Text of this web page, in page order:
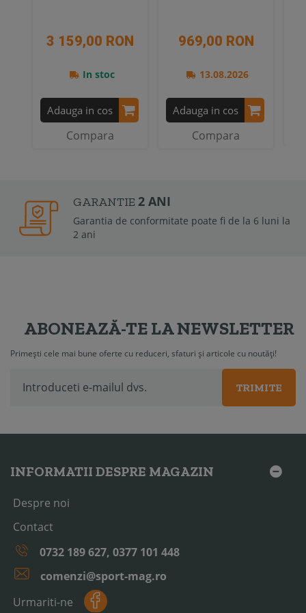
3 159,00 RON
In stoc
Adauga in cos
Compara
969,00 RON
13.08.2026
Adauga in cos
Compara
GARANTIE 2 ANI
Garantia de conformitate poate fi de la 6 luni la
2 ani
ABONEAZĂ-TE LA NEWSLETTER
Primești cele mai bune oferte cu reduceri, sfaturi și articole cu noutăți!
TRIMITE
INFORMATII DESPRE MAGAZIN
Despre noi
Contact
0732 189 627, 0377 101 448
comenzi@sport-mag.ro
Urmariti-ne